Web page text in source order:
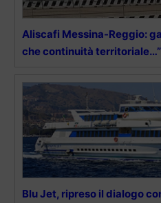
Aliscafi Messina-Reggio:
che continuità territoriale…”
Blu Jet, ripreso il dialogo